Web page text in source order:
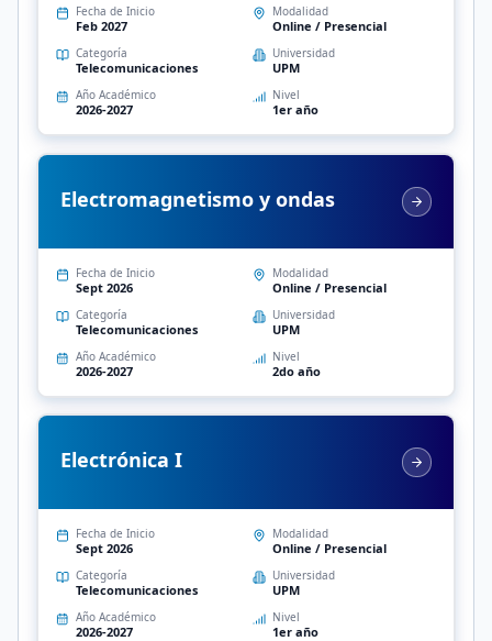
Fecha de Inicio
Feb 2027
Modalidad
Online / Presencial
Categoría
Telecomunicaciones
Universidad
UPM
Año Académico
2026-2027
Nivel
1er año
Electromagnetismo y ondas
Fecha de Inicio
Sept 2026
Modalidad
Online / Presencial
Categoría
Telecomunicaciones
Universidad
UPM
Año Académico
2026-2027
Nivel
2do año
Electrónica I
Fecha de Inicio
Sept 2026
Modalidad
Online / Presencial
Categoría
Telecomunicaciones
Universidad
UPM
Año Académico
2026-2027
Nivel
1er año